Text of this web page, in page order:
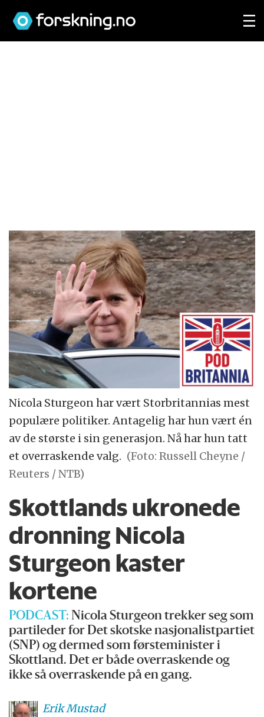
Nicola Sturgeon har vært Storbritannias mest
populære politiker. Antagelig har hun vært én
av de største i sin generasjon. Nå har hun tatt
et overraskende valg. (Foto: Russell Cheyne /
Reuters / NTB)
Skottlands ukronede
dronning Nicola
Sturgeon kaster
kortene
PODCAST:Nicola Sturgeon trekker seg som
partileder for Det skotske nasjonalistpartiet
(SNP) og dermed som førsteminister i
Skottland. Det er både overraskende og
ikke så overraskende på en gang.
ErikMustad